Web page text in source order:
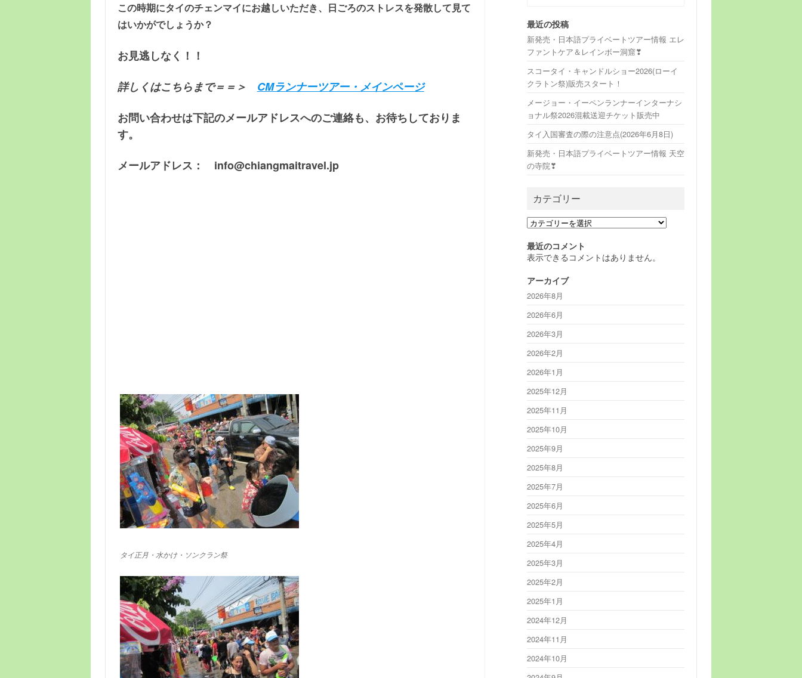
この時期にタイのチェンマイにお越しいただき、日ごろのストレスを発散して見て
はいかがでしょうか？
お見逃しなく！！
詳しくはこちらまで＝＝＞ CMランナーツアー・メインページ
お問い合わせは下記のメールアドレスへのご連絡も、お待ちしておりま
す。
メールアドレス： info@chiangmaitravel.jp
タイ正月・水かけ・ソンクラン祭
最近の投稿
新発売・日本語プライベートツアー情報 エレ
ファントケア＆レインボー洞窟❣
スコータイ・キャンドルショー2026(ローイ
クラトン祭)販売スタート！
メージョー・イーペンランナーインターナシ
ョナル祭2026混載送迎チケット販売中
タイ入国審査の際の注意点(2026年6月8日)
新発売・日本語プライベートツアー情報 天空
の寺院❣
カテゴリー
カ
ゴ
リ
最近のコメント
表示できるコメントはありません。
アーカイブ
2026年8月
2026年6月
2026年3月
2026年2月
2026年1月
2025年12月
2025年11月
2025年10月
2025年9月
2025年8月
2025年7月
2025年6月
2025年5月
2025年4月
2025年3月
2025年2月
2025年1月
2024年12月
2024年11月
2024年10月